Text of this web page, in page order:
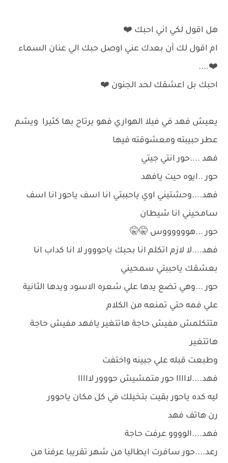
هل اقول لكي اني احبك ⁦❤️⁩
ام اقول لك أن بعدك عني اوصل حبك الي عنان السماء ⁦
❤️⁩....
احبك بل اعشقك لحد الجنون ⁦❤️⁩
يعيش فهد في فيلا الهواري فهو يرتاح بها كثيرا ويشم
عطر حبيبته ومعشوقته فيها
فهد ....حور انتي جيتي
حور ..ايوه حيت يافهد
فهد....وحشتيني اوي ياحببتي انا اسف ياحور انا اسف
سامحيني انا شيطان
حور ...هووووووس 🤫🤫
فهد....لا لازم اتكلم انا بحبك ياحووور لا انا كداب انا
بعشقك ياحببتي سمحيني
حور ...وهي تضع يدها علي شعره الاسود ويدها الثانية
علي فمه حتي تمنعه من الكلام
متتكلمش مفيش حاجة هاتتغير يافهد مفيش حاجة
هاتتغير
وطبعت قبله علي جبينه واختفت
فهد....لااااا حور متمشيش حووور لااااا
ليه كده ياحور بقيت بتخيلك في كل مكان ياحوور
رن هاتف فهد
فهد....الوووو عرفت حاجة
رعد....حور سافرت ايطاليا من شهر تقريبا عرفنا من